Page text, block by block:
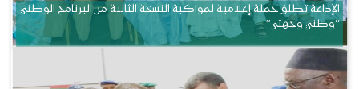
الإذاعة تطلق حملة إعلامية لمواكبة النسخة الثانية من البرنامج الوطني
“وطني وجهتي”